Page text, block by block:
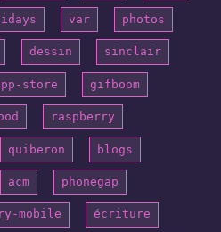
var photos
dessin sinclair
store gifboom
raspberry
quiberon blogs
acm phonegap
mobile écriture